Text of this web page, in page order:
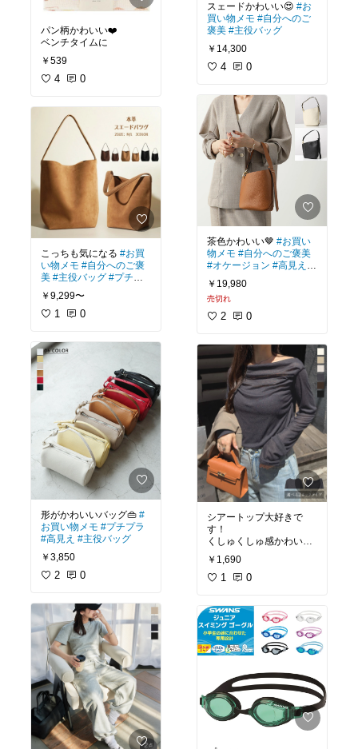
パン柄かわいい❤️
ベンチタイムに
￥539
4 0
こっちも気になる #お買
い物メモ #自分へのご褒
美 #主役バッグ #プチプ
ラ #冬小物
￥9,299〜
1 0
形がかわいいバッグ👜 #
お買い物メモ #プチプラ
#高見え #主役バッグ
￥3,850
2 0
スェードかわいい😍 #お
買い物メモ #自分へのご
褒美 #主役バッグ
￥14,300
4 0
茶色かわいい🤎 #お買い
物メモ #自分へのご褒美
#オケージョン #高見え
#
冬小物
￥19,980
売切れ
2 0
シアートップ大好きで
す！
くしゅくしゅ感かわいい
#秋コーデ
￥1,690
1 0